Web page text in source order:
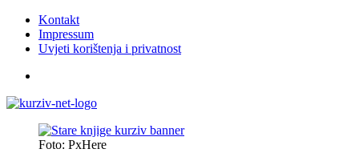
Kontakt
Impressum
Uvjeti korištenja i privatnost
Foto: PxHere